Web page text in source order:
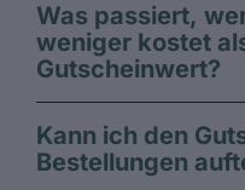
Was passiert,
weniger kostet
Gutscheinwert?
Kann ich den
Bestellungen